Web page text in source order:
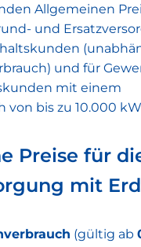
Allgemeinen
und
und für
mit einem
von bis zu 10.000
Preise für
mit
(gültig ab